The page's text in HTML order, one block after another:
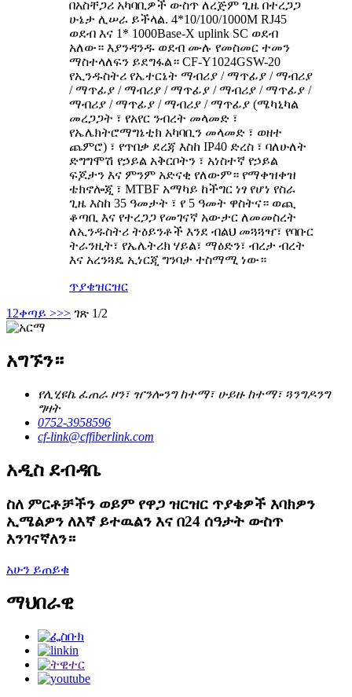
በአስቸጋሪ አካባቢዎች ውስጥ ለረጅም ጊዜ በተረጋጋ
ሁኔታ ሊሠራ ይችላል. 4*10/100/1000M RJ45
ወደብ እና 1* 1000Base-X uplink SC ወደብ
አለው። እያንዳንዱ ወደብ ሙሉ የመስመር ተመን
ማስተላለፍን ይደግፋል። CF-Y1024GSW-20
የኢንዱስትሪ የኤተርኔት ማብሪያ / ማጥፊያ / ማብሪያ
/ ማጥፊያ / ማብሪያ / ማጥፊያ / ማብሪያ / ማጥፊያ /
ማብሪያ / ማጥፊያ / ማብሪያ / ማጥፊያ (ሜካኒካል
መረጋጋት ፣ የአየር ንብረት መላመድ ፣
የኤሌክትሮማግኔቲክ አካባቢን መላመድ ፣ ወዘተ
ጨምሮ) ፣ የጥበቃ ደረጃ እስከ IP40 ድረስ ፣ ባለሁለት
ድግግሞሽ የኃይል አቅርቦትን ፣ አነስተኛ የኃይል
ፍጆታን እና ምንም አድናቂ የለውም። የማቀዝቀዝ
ቴክኖሎጂ ፣ MTBF አማካይ ከችግር ነፃ የሆነ የስራ
ጊዜ እስከ 35 ዓመታት ፣ የ 5 ዓመት ዋስትና። ወጪ
ቆጣቢ እና የተረጋጋ የመገናኛ አውታር ለመመስረት
ለኢንዱስትሪ ትዕይንቶች እንደ ብልህ መጓጓዣ፣ የባቡር
ትራንዚት፣ የኤሌትሪክ ሃይል፣ ማዕድን፣ ብረታ ብረት
እና አረንጓዴ ኢነርጂ ግንባታ ተስማሚ ነው።
ጥያቄዝርዝር
1 2ቀጣይ >>> ገጽ 1/2
አግኙን።
የሊሂዩኬ ፈጠራ ዞን፣ ዠንሎንግ ከተማ፣ ሁይዙ ከተማ፣ ጓንግዶንግ
ግዛት
0752-3958596
cf-link@cffiberlink.com
አዲስ ደብዳቤ
ስለ ምርቶቻችን ወይም የዋጋ ዝርዝር ጥያቄዎች እባክዎን
ኢሜልዎን ለእኛ ይተዉልን እና በ24 ሰዓታት ውስጥ
እንገናኛለን።
አሁን ይጠይቁ
ማህበራዊ